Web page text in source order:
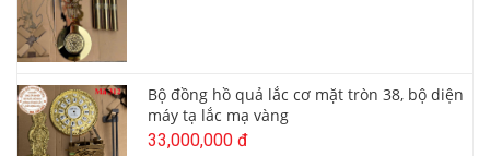
Bộ đồng hồ quả lắc cơ mặt tròn 38, bộ diện
máy tạ lắc mạ vàng
33,000,000 đ